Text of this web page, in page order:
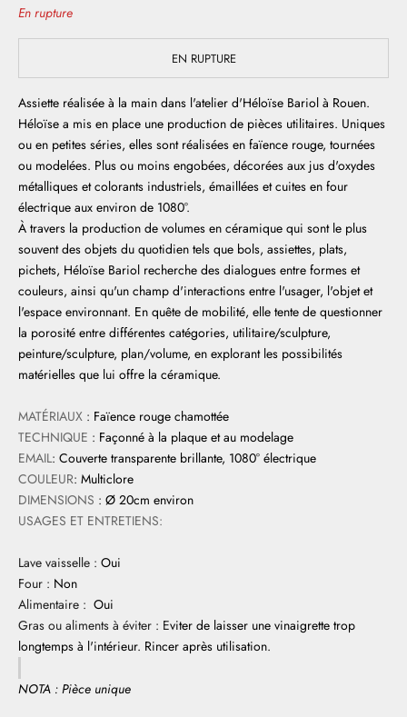
En rupture
EN RUPTURE
Assiette réalisée à la main dans l'atelier d'Héloïse Bariol à Rouen.
Héloïse a mis en place une production de pièces utilitaires. Uniques
ou en petites séries, elles sont réalisées en faïence rouge, tournées
ou modelées. Plus ou moins engobées, décorées aux jus d'oxydes
métalliques et colorants industriels, émaillées et cuites en four
électrique aux environ de 1080°.
À travers la production de volumes en céramique qui sont le plus
souvent des objets du quotidien tels que bols, assiettes, plats,
pichets, Héloïse Bariol recherche des dialogues entre formes et
couleurs, ainsi qu'un champ d'interactions entre l'usager, l'objet et
l'espace environnant. En quête de mobilité, elle tente de questionner
la porosité entre différentes catégories, utilitaire/sculpture,
peinture/sculpture, plan/volume, en explorant les possibilités
matérielles que lui offre la céramique.
MATÉRIAUX : Faïence rouge chamottée
TECHNIQUE : Façonné à la plaque et au modelage
EMAIL: Couverte transparente brillante, 1080° électrique
COULEUR: Multiclore
DIMENSIONS : Ø 20cm environ
USAGES ET ENTRETIENS:
Lave vaisselle : Oui
Four : Non
Alimentaire : Oui
Gras ou aliments à éviter : Eviter de laisser une vinaigrette trop
longtemps à l'intérieur. Rincer après utilisation.
NOTA : Pièce unique